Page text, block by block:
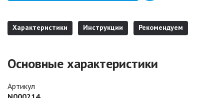
Характеристики Инструкции Рекомендуем
Основные характеристики
Артикул